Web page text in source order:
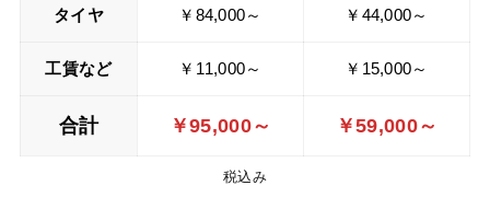
タイヤ ￥84,000～ ￥44,000～
工賃など ￥11,000～ ￥15,000～
合計 ￥95,000～ ￥59,000～
税込み